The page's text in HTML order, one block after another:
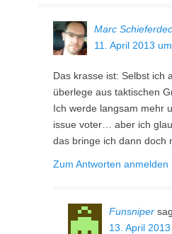
Marc
11. April 2013
Das krasse ist: Selbst ich
überlege aus taktischen
Ich werde langsam mehr
issue voter… aber ich
das bringe ich dann doch
Zum Antworten anmelden
Funsniper
13. April